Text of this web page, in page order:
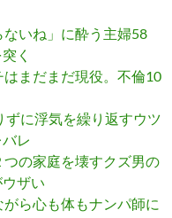
いね」に酔う主婦58
く
まだまだ現役。不倫10
ずに浮気を繰り返すウツ
レ
つの家庭を壊すクズ男の
ザい
ら心も体もナンパ師に